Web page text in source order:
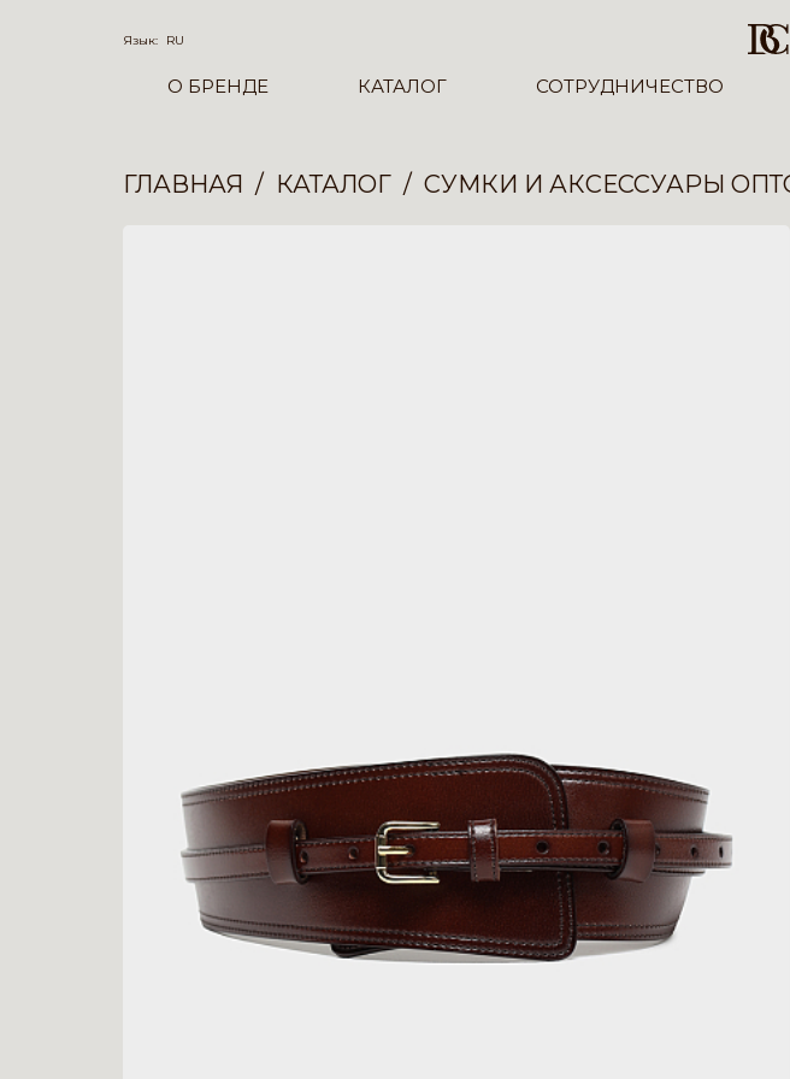
Язык: RU
О БРЕНДЕ КАТАЛОГ СОТРУДНИЧЕСТВО
ГЛАВНАЯ КАТАЛОГ СУМКИ И АКСЕССУАРЫ